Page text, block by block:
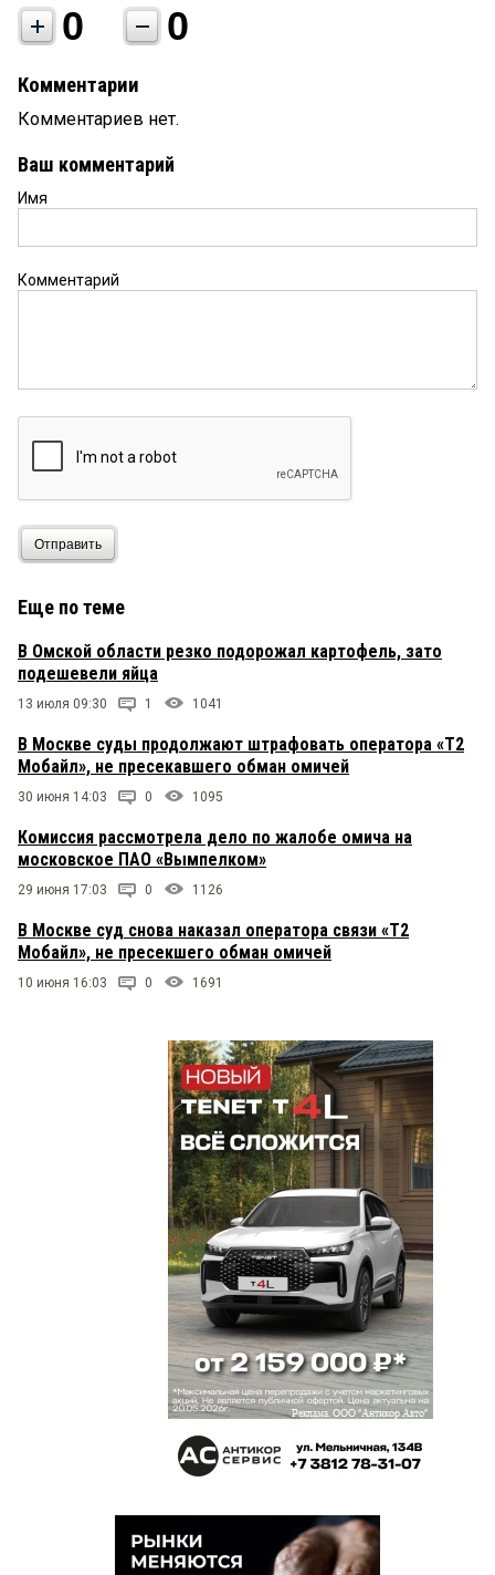
0 0
Комментарии
Комментариев нет.
Ваш комментарий
Имя
Комментарий
Отправить
Еще по теме
В Омской области резко подорожал картофель, зато
подешевели яйца
13 июля 09:30 1 1041
В Москве суды продолжают штрафовать оператора «Т2
Мобайл», не пресекавшего обман омичей
30 июня 14:03 0 1095
Комиссия рассмотрела дело по жалобе омича на
московское ПАО «Вымпелком»
29 июня 17:03 0 1126
В Москве суд снова наказал оператора связи «Т2
Мобайл», не пресекшего обман омичей
10 июня 16:03 0 1691